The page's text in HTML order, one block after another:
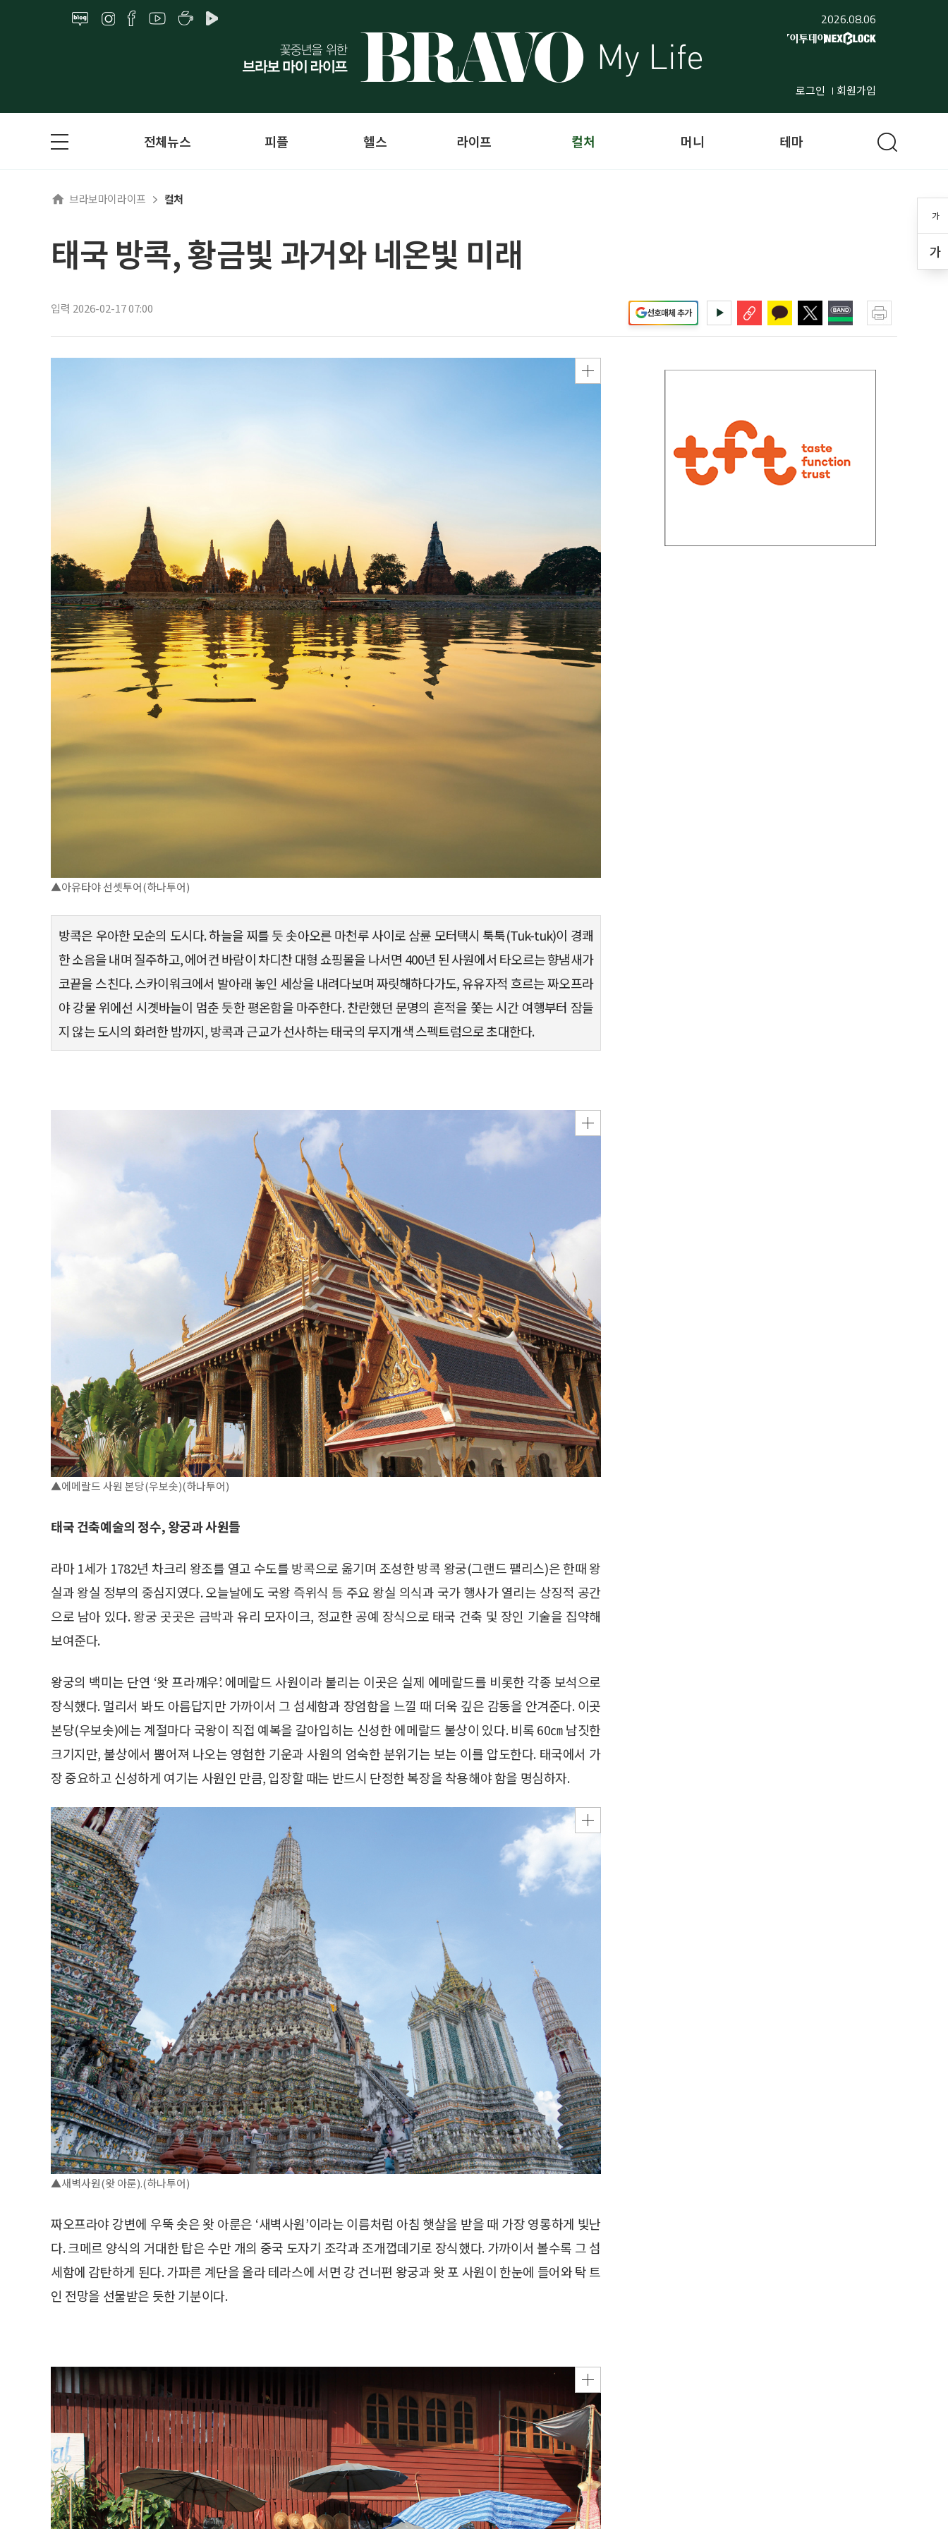
2026.08.06
로그인 회원가입
가
가
전체뉴스 피플 헬스 라이프 컬처 머니 테마
브라보마이라이프 컬처
태국 방콕, 황금빛 과거와 네온빛 미래
입력 2026-02-17 07:00 선호매체 추가
▲아유타야 선셋투어(하나투어)
방콕은 우아한 모순의 도시다. 하늘을 찌를 듯 솟아오른 마천루 사이로 삼륜 모터택시 툭툭(Tuk-tuk)이 경쾌
한 소음을 내며 질주하고, 에어컨 바람이 차디찬 대형 쇼핑몰을 나서면 400년 된 사원에서 타오르는 향냄새가
코끝을 스친다. 스카이워크에서 발아래 놓인 세상을 내려다보며 짜릿해하다가도, 유유자적 흐르는 짜오프라
야 강물 위에선 시곗바늘이 멈춘 듯한 평온함을 마주한다. 찬란했던 문명의 흔적을 쫓는 시간 여행부터 잠들
지 않는 도시의 화려한 밤까지, 방콕과 근교가 선사하는 태국의 무지개색 스펙트럼으로 초대한다.
▲에메랄드 사원 본당(우보솟)(하나투어)
태국 건축예술의 정수, 왕궁과 사원들
라마 1세가 1782년 차크리 왕조를 열고 수도를 방콕으로 옮기며 조성한 방콕 왕궁(그랜드 팰리스)은 한때 왕
실과 왕실 정부의 중심지였다. 오늘날에도 국왕 즉위식 등 주요 왕실 의식과 국가 행사가 열리는 상징적 공간
으로 남아 있다. 왕궁 곳곳은 금박과 유리 모자이크, 정교한 공예 장식으로 태국 건축 및 장인 기술을 집약해
보여준다.
왕궁의 백미는 단연 ‘왓 프라깨우’. 에메랄드 사원이라 불리는 이곳은 실제 에메랄드를 비롯한 각종 보석으로
장식했다. 멀리서 봐도 아름답지만 가까이서 그 섬세함과 장엄함을 느낄 때 더욱 깊은 감동을 안겨준다. 이곳
본당(우보솟)에는 계절마다 국왕이 직접 예복을 갈아입히는 신성한 에메랄드 불상이 있다. 비록 60㎝ 남짓한
크기지만, 불상에서 뿜어져 나오는 영험한 기운과 사원의 엄숙한 분위기는 보는 이를 압도한다. 태국에서 가
장 중요하고 신성하게 여기는 사원인 만큼, 입장할 때는 반드시 단정한 복장을 착용해야 함을 명심하자.
▲새벽사원(왓 아룬).(하나투어)
짜오프라야 강변에 우뚝 솟은 왓 아룬은 ‘새벽사원’이라는 이름처럼 아침 햇살을 받을 때 가장 영롱하게 빛난
다. 크메르 양식의 거대한 탑은 수만 개의 중국 도자기 조각과 조개껍데기로 장식했다. 가까이서 볼수록 그 섬
세함에 감탄하게 된다. 가파른 계단을 올라 테라스에 서면 강 건너편 왕궁과 왓 포 사원이 한눈에 들어와 탁 트
인 전망을 선물받은 듯한 기분이다.